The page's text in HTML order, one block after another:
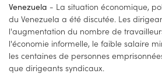
Venezuela - La situation économique,
du Venezuela a été discutée. Les
l'augmentation du nombre de
l'économie informelle, le faible salaire
les centaines de personnes
que dirigeants syndicaux.